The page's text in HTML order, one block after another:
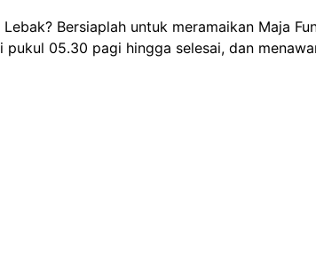
Bersiaplah untuk meramaikan Maja
05.30 pagi hingga selesai, dan